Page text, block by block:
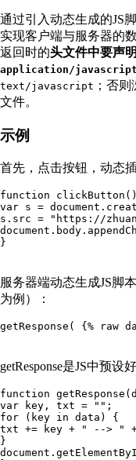
通过引入动态生成的JS
实现客户端与服务器的
返回时的头文件中要声
application/javascript
text/javascript ；否
文件。
示例
首先，点击按钮，动态
function
var s =
s.src = "https://
服务器端动态生成JS脚
为例）：
getResponse是JS中预设
function
var key, txt = "";
for (key in data) {
txt += key + " --> "
}